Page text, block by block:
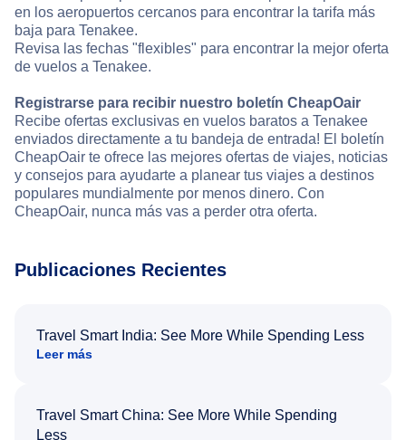
en los aeropuertos cercanos para encontrar la tarifa más
baja para Tenakee.
Revisa las fechas "flexibles" para encontrar la mejor oferta
de vuelos a Tenakee.
Registrarse para recibir nuestro boletín CheapOair
Recibe ofertas exclusivas en vuelos baratos a Tenakee
enviados directamente a tu bandeja de entrada! El boletín
CheapOair te ofrece las mejores ofertas de viajes, noticias
y consejos para ayudarte a planear tus viajes a destinos
populares mundialmente por menos dinero. Con
CheapOair, nunca más vas a perder otra oferta.
Publicaciones Recientes
Travel Smart India: See More While Spending Less
Leer más
Travel Smart China: See More While Spending
Less